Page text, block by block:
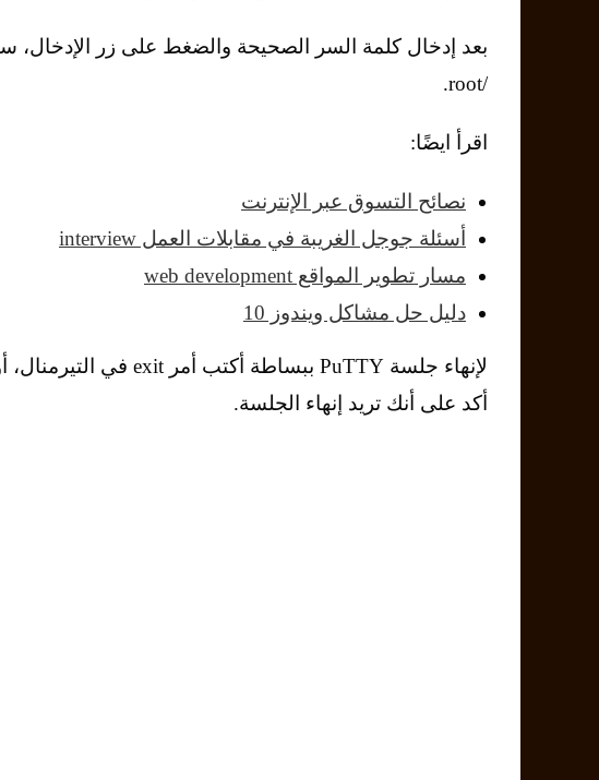
بعد إدخال كلمة السر الصحيحة والضغط على زر الإدخال،
/root.
اقرأ ايضًا:
نصائح التسوق عبر الإنترنت
أسئلة جوجل الغريبة في مقابلات العمل interview
مسار تطوير المواقع web development
دليل حل مشاكل ويندوز 10
أكد على أنك تريد إنهاء الجلسة.